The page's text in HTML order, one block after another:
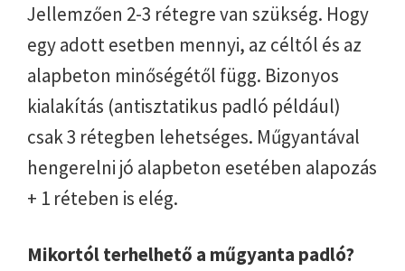
Jellemzően 2-3 rétegre van szükség. Hogy
egy adott esetben mennyi, az céltól és az
alapbeton minőségétől függ. Bizonyos
kialakítás (antisztatikus padló például)
csak 3 rétegben lehetséges. Műgyantával
hengerelni jó alapbeton esetében alapozás
+ 1 réteben is elég.
Mikortól terhelhető a műgyanta padló?